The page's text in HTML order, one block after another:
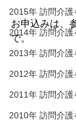
2015年 訪問介護
2014年 訪問介護
2013年 訪問介護
2012年 訪問介護
2011年 訪問介護
2010年 訪問介護
お申込みは、
で。